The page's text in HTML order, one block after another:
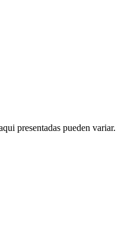
presentadas pueden variar.